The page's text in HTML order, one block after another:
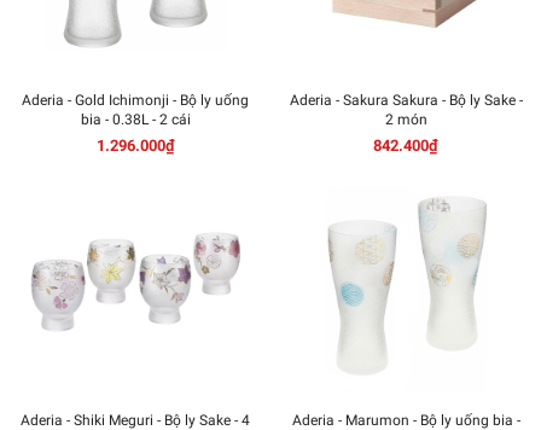
Aderia - Gold Ichimonji - Bộ ly uống
bia - 0.38L - 2 cái
1.296.000₫
Aderia - Sakura Sakura - Bộ ly Sake -
2 món
842.400₫
Aderia - Shiki Meguri - Bộ ly Sake - 4
Aderia - Marumon - Bộ ly uống bia -